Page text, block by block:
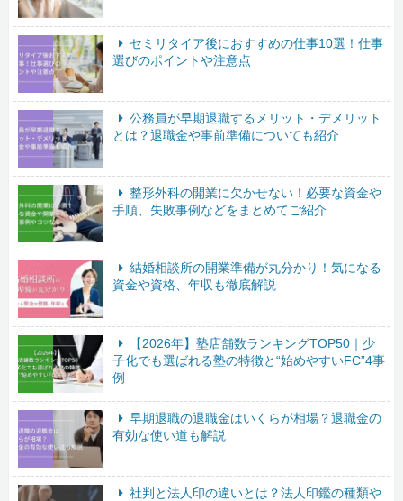
セミリタイア後におすすめの仕事10選！仕事
選びのポイントや注意点
公務員が早期退職するメリット・デメリット
とは？退職金や事前準備についても紹介
整形外科の開業に欠かせない！必要な資金や
手順、失敗事例などをまとめてご紹介
結婚相談所の開業準備が丸分かり！気になる
資金や資格、年収も徹底解説
【2026年】塾店舗数ランキングTOP50｜少
子化でも選ばれる塾の特徴と“始めやすいFC”4事
例
早期退職の退職金はいくらが相場？退職金の
有効な使い道も解説
社判と法人印の違いとは？法人印鑑の種類や